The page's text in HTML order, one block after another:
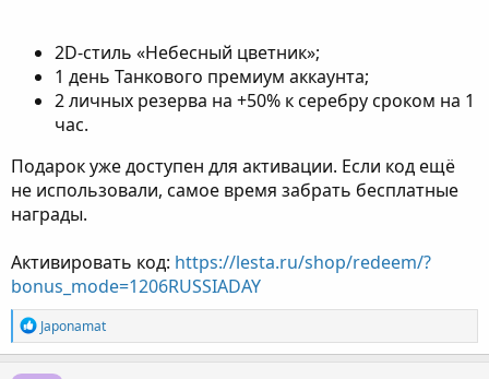
2D-стиль «Небесный цветник»;
1 день Танкового премиум аккаунта;
2 личных резерва на +50% к серебру сроком на 1
час.
Подарок уже доступен для активации. Если код ещё
не использовали, самое время забрать бесплатные
награды.
Активировать код: https://lesta.ru/shop/redeem/?
bonus_mode=1206RUSSIADAY
Р
е
а
Japonamat